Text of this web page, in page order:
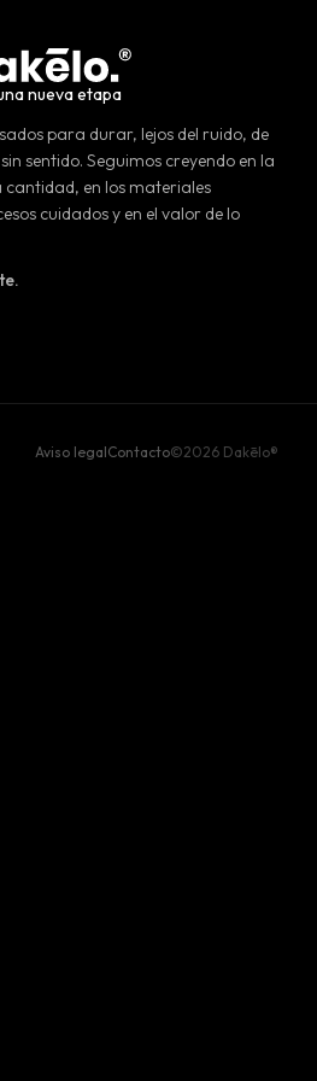
nueva etapa
para durar, lejos del ruido, de
sentido. Seguimos creyendo en la
en los materiales
cuidados y en el valor de lo
Aviso legalContacto©2026 Dakēlo®